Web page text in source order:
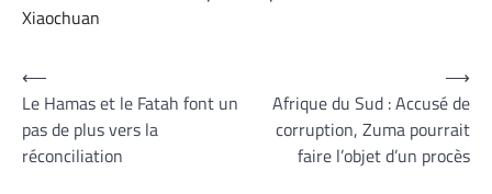
Xiaochuan
Navigation
de
l’article
⟵
Le Hamas et le Fatah font un
pas de plus vers la
réconciliation
Afrique du Sud : Accusé de
corruption, Zuma pourrait
faire l’objet d’un procès
⟶